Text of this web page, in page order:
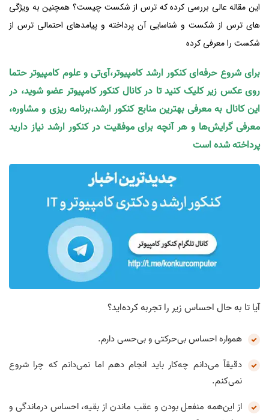
این مقاله عالی بررسی کرده که ترس از شکست چیست؟ همچنین به ویژگی
های ترس از شکست و شناسایی آن پرداخته و پیامد‌های احتمالی ترس از
شکست را معرفی کرده
برای شروع حرفه‌ای کنکور ارشد کامپیوتر،آی‌تی و علوم کامپیوتر حتما
روی عکس زیر کلیک کنید تا در کانال کنکور کامپیوتر عضو شوید، در
این کانال به معرفی بهترین منابع کنکور ارشد،برنامه ریزی و مشاوره،
معرفی گرایش‌ها و هر آنچه برای موفقیت در کنکور ارشد نیاز دارید
پرداخته شده است
آیا تا به حال احساس زیر را تجربه کرده‌اید؟
همواره احساس بی‌حرکتی و بی‌حسی دارم.
دقیقاً می‌دانم چه‌کار باید انجام دهم اما نمی‌دانم که چرا شروع
نمی‌کنم.
از این‌همه منفعل بودن و عقب ماندن از بقیه، احساس درماندگی و